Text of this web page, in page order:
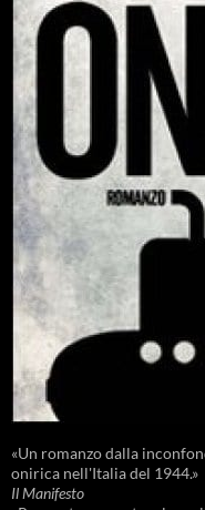
«Un romanzo dalla
onirica nell'Italia del 1944.»
Il Manifesto